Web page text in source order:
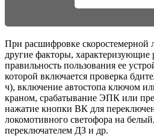
При расшифровке скоростемерной
другие факторы,
правильность пользования ее
которой включается проверка
ч), включение автостопа ключом
краном, срабатывание ЭПК или
нажатие кнопки ВК для
локомотивного светофора на
переключателем ДЗ и др.